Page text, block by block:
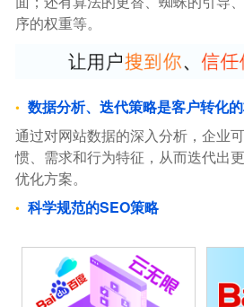
序的权重等。
数据分析、迭代策略是客户转化
通过对网站数据的深入分析，企业
惯、需求和行为特征，从而迭代出
优化方案。
科学规范的SEO策略